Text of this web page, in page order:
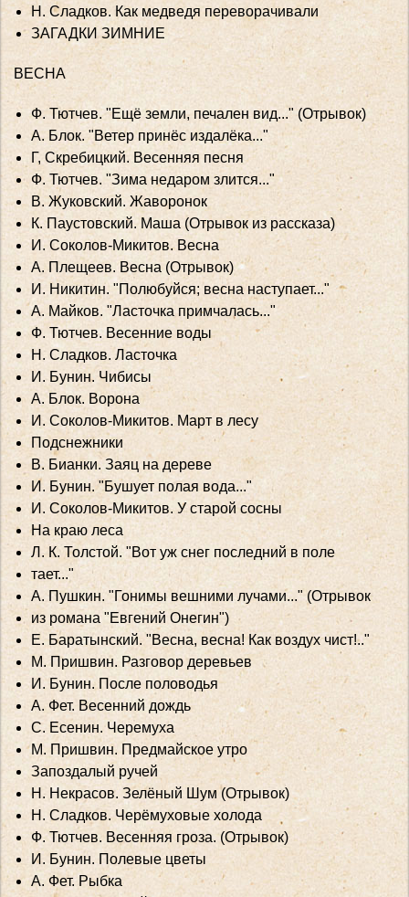
Н. Сладков. Как медведя переворачивали
ЗАГАДКИ ЗИМНИЕ
ВЕСНА
Ф. Тютчев. "Ещё земли, печален вид..." (Отрывок)
А. Блок. "Ветер принёс издалёка..."
Г, Скребицкий. Весенняя песня
Ф. Тютчев. "Зима недаром злится..."
В. Жуковский. Жаворонок
К. Паустовский. Маша (Отрывок из рассказа)
И. Соколов-Микитов. Весна
А. Плещеев. Весна (Отрывок)
И. Никитин. "Полюбуйся; весна наступает..."
А. Майков. "Ласточка примчалась..."
Ф. Тютчев. Весенние воды
Н. Сладков. Ласточка
И. Бунин. Чибисы
А. Блок. Ворона
И. Соколов-Микитов. Март в лесу
Подснежники
B. Бианки. Заяц на дереве
И. Бунин. "Бушует полая вода..."
И. Соколов-Микитов. У старой сосны
На краю леса
Л. К. Толстой. "Вот уж снег последний в поле
тает..."
А. Пушкин. "Гонимы вешними лучами..." (Отрывок
из романа "Евгений Онегин")
Е. Баратынский. "Весна, весна! Как воздух чист!.."
М. Пришвин. Разговор деревьев
И. Бунин. После половодья
А. Фет. Весенний дождь
C. Есенин. Черемуха
М. Пришвин. Предмайское утро
Запоздалый ручей
Н. Некрасов. Зелёный Шум (Отрывок)
Н. Сладков. Черёмуховые холода
Ф. Тютчев. Весенняя гроза. (Отрывок)
И. Бунин. Полевые цветы
А. Фет. Рыбка